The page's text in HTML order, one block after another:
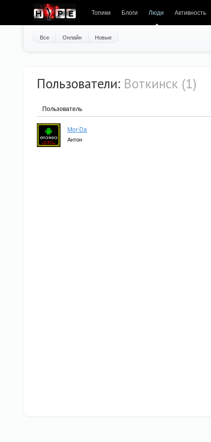
Топики Блоги Люди Активность
Все Онлайн Новые
Пользователи: Воткинск (1)
Пользователь
Mor-Da
Антон